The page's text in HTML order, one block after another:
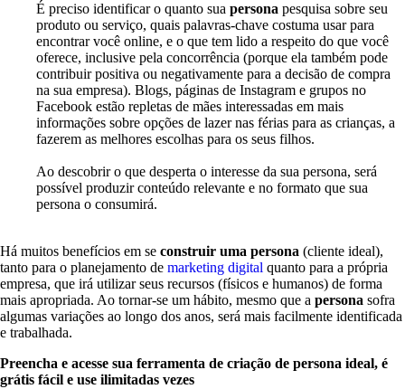
É preciso identificar o quanto sua persona pesquisa sobre seu
produto ou serviço, quais palavras-chave costuma usar para
encontrar você online, e o que tem lido a respeito do que você
oferece, inclusive pela concorrência (porque ela também pode
contribuir positiva ou negativamente para a decisão de compra
na sua empresa). Blogs, páginas de Instagram e grupos no
Facebook estão repletas de mães interessadas em mais
informações sobre opções de lazer nas férias para as crianças, a
fazerem as melhores escolhas para os seus filhos.
Ao descobrir o que desperta o interesse da sua persona, será
possível produzir conteúdo relevante e no formato que sua
persona o consumirá.
Há muitos benefícios em se construir uma persona (cliente ideal),
tanto para o planejamento de marketing digital quanto para a própria
empresa, que irá utilizar seus recursos (físicos e humanos) de forma
mais apropriada. Ao tornar-se um hábito, mesmo que a persona sofra
algumas variações ao longo dos anos, será mais facilmente identificada
e trabalhada.
Preencha e acesse sua ferramenta de criação de persona ideal, é
grátis fácil e use ilimitadas vezes